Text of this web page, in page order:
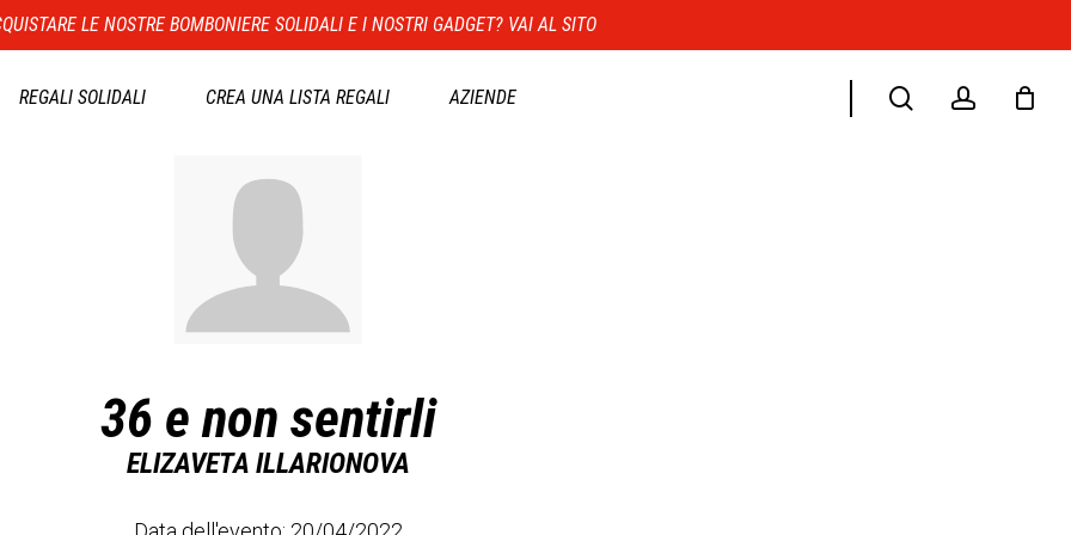
LE NOSTRE BOMBONIERE SOLIDALI E I NOSTRI GADGET? VAI AL SITO
REGALI SOLIDALI CREA UNA LISTA REGALI AZIENDE searchaccount
36 e non sentirli
ELIZAVETA ILLARIONOVA